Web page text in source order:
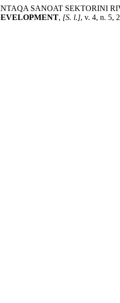
SANOAT SEKTORINI
, [S. l.], v. 4, n. 5,